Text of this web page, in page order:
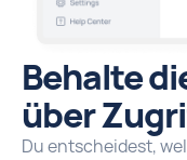
Behalte
über
Du entscheidest,